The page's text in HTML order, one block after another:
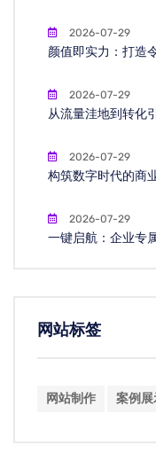
2026-07-29
颜值即实力：打造
2026-07-29
从流量洼地到转化
2026-07-29
构筑数字时代的商
2026-07-29
一键启航：企业专
网站标签
网站制作 案例